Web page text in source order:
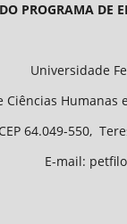
PROGRAMA DE
/
Piauí,
- PI,